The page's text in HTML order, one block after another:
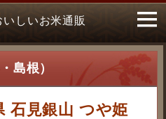
いしいお米通販
島根）
石見銀山 つや姫